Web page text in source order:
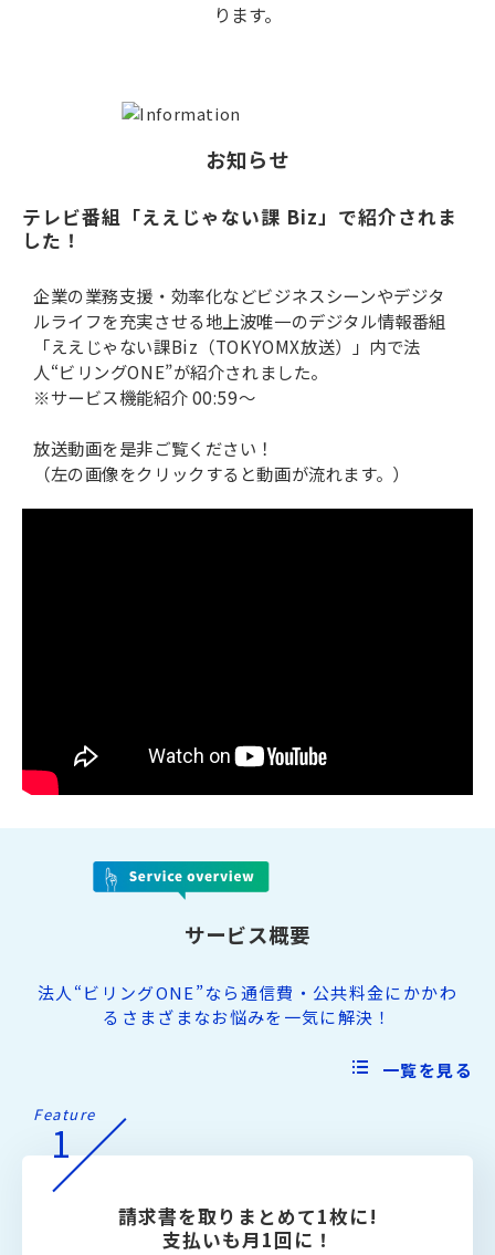
ります。
お知らせ
テレビ番組「ええじゃない課 Biz」で紹介されま
した！
企業の業務支援・効率化などビジネスシーンやデジタ
ルライフを充実させる地上波唯一のデジタル情報番組
「ええじゃない課Biz（TOKYOMX放送）」内で法
人“ビリングONE”が紹介されました。
※サービス機能紹介 00:59～
放送動画を是非ご覧ください！
（左の画像をクリックすると動画が流れます。）
サービス概要
法人“ビリングONE”なら通信費・公共料金にかかわ
るさまざまなお悩みを一気に解決！
一覧を見る
Feature
1
請求書を取りまとめて1枚に!
支払いも月1回に！